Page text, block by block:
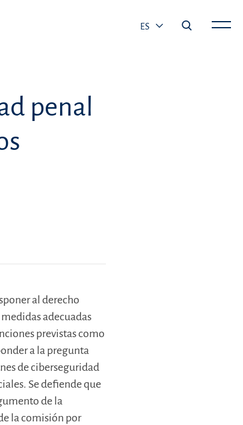
ES
penal
al derecho
adecuadas
previstas como
a la pregunta
de ciberseguridad
Se defiende que
de la
la comisión por